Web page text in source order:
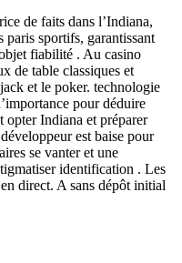
de faits dans l’Indiana,
paris sportifs, garantissant
fiabilité . Au casino
de table classiques et
et le poker. technologie
pour déduire
opter Indiana et préparer
est baise pour
se vanter et une
identification . Les
direct. A sans dépôt initial